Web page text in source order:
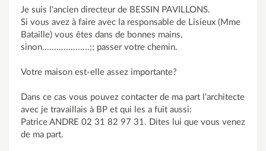
Je suis l'ancien directeur de BESSIN PAVILLONS.
Si vous avez à faire avec la responsable de Lisieux (Mme
Bataille) vous êtes dans de bonnes mains,
sinon....................;; passer votre chemin.
Votre maison est-elle assez importante?
Dans ce cas vous pouvez contacter de ma part l'architecte
avec je travaillais à BP et qui les a fuit aussi:
Patrice ANDRE 02 31 82 97 31. Dites lui que vous venez
de ma part.